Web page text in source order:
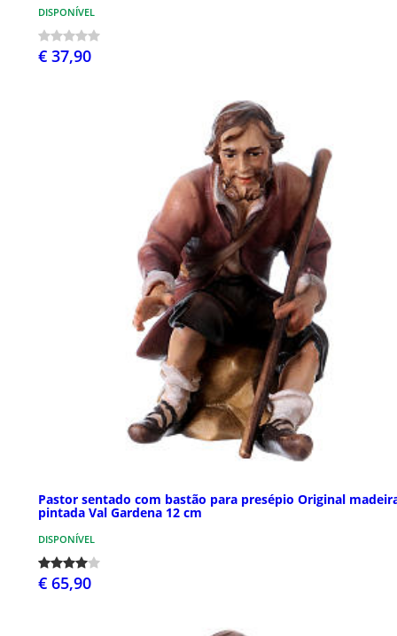
DISPONÍVEL
€ 37,90
Pastor sentado com bastão para presépio Original
pintada Val Gardena 12 cm
DISPONÍVEL
€ 65,90